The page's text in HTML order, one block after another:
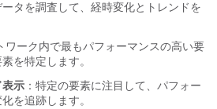
ータを調査して、経時変化とトレンドを
ワーク内で最もパフォーマンスの高い要
を特定します。
表示 ：特定の要素に注目して、パフォー
を追跡します。